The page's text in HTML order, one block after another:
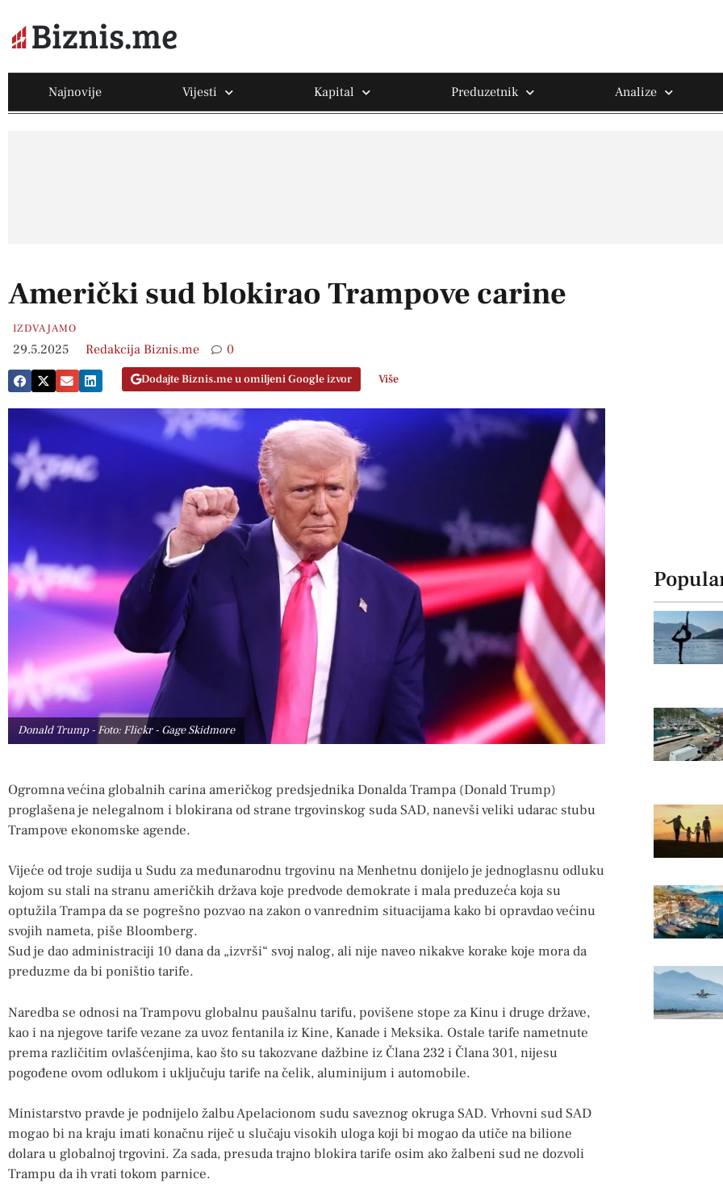
Najnovije Vijesti Kapital Preduzetnik Analize
Američki sud blokirao Trampove carine
IZDVAJAMO
29.5.2025 Redakcija Biznis.me 0
Dodajte Biznis.me u omiljeni Google izvor Više
Donald Trump - Foto: Flickr - Gage Skidmore
Ogromna većina globalnih carina američkog predsjednika Donalda Trampa (Donald Trump)
proglašena je nelegalnom i blokirana od strane trgovinskog suda SAD, nanevši veliki udarac stubu
Trampove ekonomske agende.
Vijeće od troje sudija u Sudu za međunarodnu trgovinu na Menhetnu donijelo je jednoglasnu odluku
kojom su stali na stranu američkih država koje predvode demokrate i mala preduzeća koja su
optužila Trampa da se pogrešno pozvao na zakon o vanrednim situacijama kako bi opravdao većinu
svojih nameta, piše Bloomberg.
Sud je dao administraciji 10 dana da „izvrši“ svoj nalog, ali nije naveo nikakve korake koje mora da
preduzme da bi poništio tarife.
Naredba se odnosi na Trampovu globalnu paušalnu tarifu, povišene stope za Kinu i druge države,
kao i na njegove tarife vezane za uvoz fentanila iz Kine, Kanade i Meksika. Ostale tarife nametnute
prema različitim ovlašćenjima, kao što su takozvane dažbine iz Člana 232 i Člana 301, nijesu
pogođene ovom odlukom i uključuju tarife na čelik, aluminijum i automobile.
Ministarstvo pravde je podnijelo žalbu Apelacionom sudu saveznog okruga SAD. Vrhovni sud SAD
mogao bi na kraju imati konačnu riječ u slučaju visokih uloga koji bi mogao da utiče na bilione
dolara u globalnoj trgovini. Za sada, presuda trajno blokira tarife osim ako žalbeni sud ne dozvoli
Trampu da ih vrati tokom parnice.